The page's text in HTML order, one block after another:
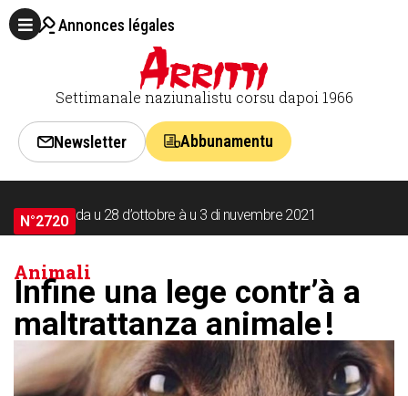
Annonces légales
Settimanale naziunalistu corsu dapoi 1966
Newsletter Abbunamentu
N°2720 da u 28 d’ottobre à u 3 di nuvembre 2021
Animali
Infine una lege contr’à a
maltrattanza animale !